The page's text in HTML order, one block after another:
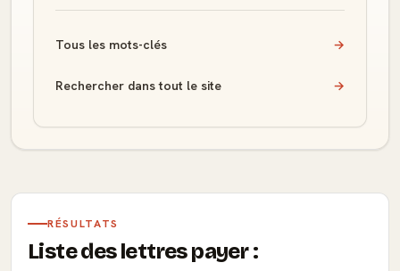
Tous les mots-clés →
Rechercher dans tout le site →
RÉSULTATS
Liste des lettres payer :